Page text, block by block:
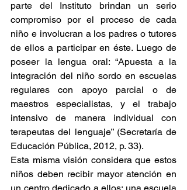
parte del Instituto brindan un serio
compromiso por el proceso de cada
niño e involucran a los padres o tutores
de ellos a participar en éste. Luego de
poseer la lengua oral: “Apuesta a la
integración del niño sordo en escuelas
regulares con apoyo parcial o de
maestros especialistas, y el trabajo
intensivo de manera individual con
terapeutas del lenguaje” (Secretaría de
Educación Pública, 2012, p. 33).
Esta misma visión considera que estos
niños deben recibir mayor atención en